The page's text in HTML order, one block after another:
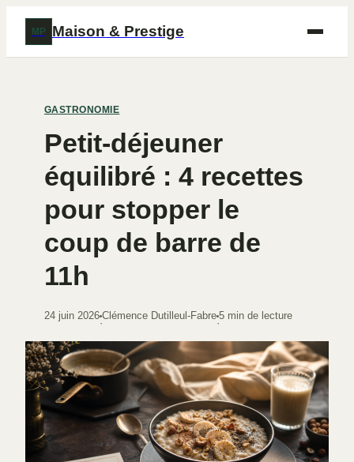
MP Maison & Prestige
GASTRONOMIE
Petit-déjeuner
équilibré : 4 recettes
pour stopper le
coup de barre de
11h
24 juin 2026
·
Clémence Dutilleul-Fabre
·
5 min de lecture